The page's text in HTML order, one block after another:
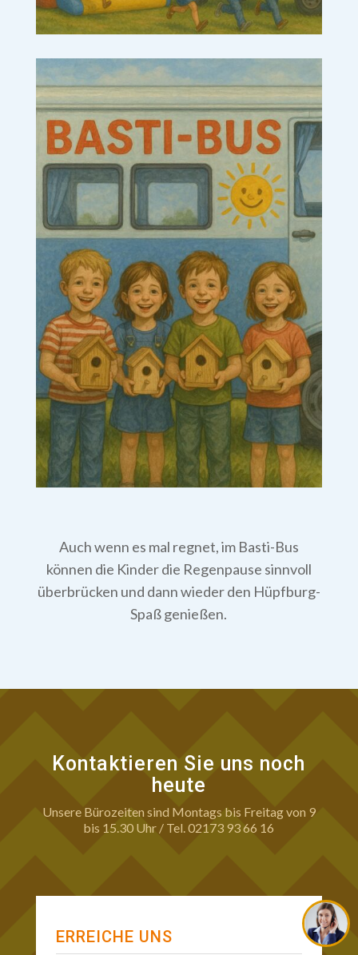
Auch wenn es mal regnet, im Basti-Bus
können die Kinder die Regenpause sinnvoll
überbrücken und dann wieder den Hüpfburg-
Spaß genießen.
Kontaktieren Sie uns noch
heute
Unsere Bürozeiten sind Montags bis Freitag von 9
bis 15.30 Uhr / Tel. 02173 93 66 16
ERREICHE UNS